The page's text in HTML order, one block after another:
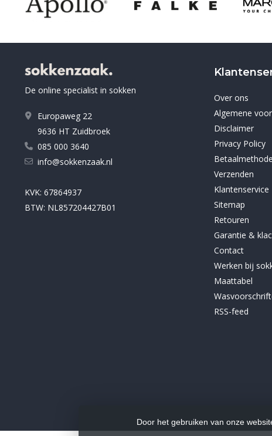
De online specialist in sokken
Europaweg 22
9636 HT Zuidbroek
085 000 3640
info@sokkenzaak.nl
KVK: 67864937
BTW: NL857204427B01
Over ons
Algemene
Disclaimer
Privacy Policy
Verzenden
Klantenservice
Sitemap
Retouren
Garantie &
Contact
Werken bij
Maattabel
RSS-feed
Door het gebruiken van onze